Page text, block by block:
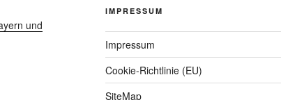
und
IMPRESSUM
Impressum
Cookie-Richtlinie (EU)
SiteMap